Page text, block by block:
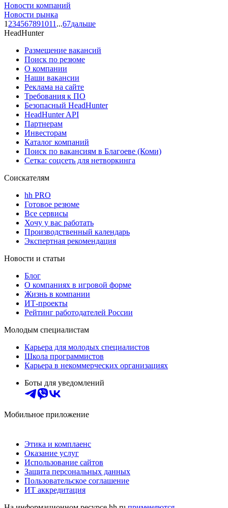
Новости компаний
Новости рынка
1 234567891011 ...67дальше
HeadHunter
Размещение вакансий
Поиск по резюме
О компании
Наши вакансии
Реклама на сайте
Требования к ПО
Безопасный HeadHunter
HeadHunter API
Партнерам
Инвесторам
Каталог компаний
Поиск по вакансиям в Благоеве (Коми)
Сетка: соцсеть для нетворкинга
Соискателям
hh PRO
Готовое резюме
Все сервисы
Хочу у вас работать
Производственный календарь
Экспертная рекомендация
Новости и статьи
Блог
О компаниях в игровой форме
Жизнь в компании
ИТ-проекты
Рейтинг работодателей России
Молодым специалистам
Карьера для молодых специалистов
Школа программистов
Карьера в некоммерческих организациях
Боты для уведомлений
Мобильное приложение
Этика и комплаенс
Оказание услуг
Использование сайтов
Защита персональных данных
Пользовательское соглашение
ИТ аккредитация